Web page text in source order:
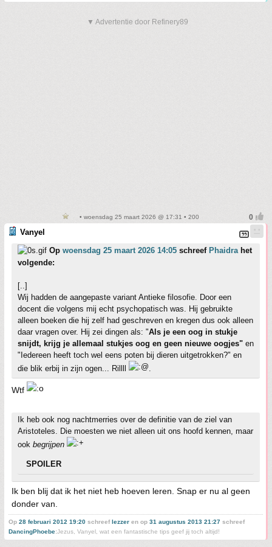
▼ Advertentie door Refinery89
• woensdag 25 maart 2026 @ 17:31 • 200
Vanyel
Op woensdag 25 maart 2026 14:05 schreef Phaidrahet
volgende:
[..]
Wij hadden de aangepaste variant Antieke filosofie. Door een
docent die volgens mij echt psychopatisch was. Hij gebruikte
alleen boeken die hij zelf had geschreven en kregen dus ook alleen
daar vragen over. Hij zei dingen als: "Als je een oog in stukje
snijdt, krijg je allemaal stukjes oog en geen nieuwe oogjes" en
"Iedereen heeft toch wel eens poten bij dieren uitgetrokken?" en
die blik erbij in zijn ogen... Rillll
.
Wtf
Ik heb ook nog nachtmerries over de definitie van de ziel van
Aristoteles. Die moesten we niet alleen uit ons hoofd kennen, maar
ook begrijpen
SPOILER
Ik ben blij dat ik het niet heb hoeven leren. Snap er nu al geen
donder van.
Op 28 februari 2012 19:20 schreeflezzer en op 31 augustus 2013 21:27 schreef
DancingPhoebe:Jezus, Vanyel, wat een fantastische tips geef jij toch altijd!